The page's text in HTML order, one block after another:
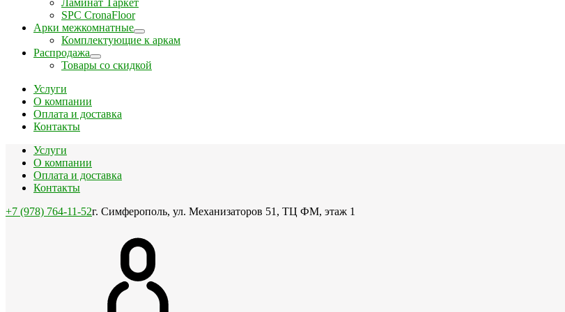
Ламинат Таркет
SPC CronaFloor
Арки межкомнатные
Комплектующие к аркам
Распродажа
Товары со скидкой
Услуги
О компании
Оплата и доставка
Контакты
Услуги
О компании
Оплата и доставка
Контакты
+7 (978) 764-11-52г. Симферополь, ул. Механизаторов 51, ТЦ ФМ, этаж 1